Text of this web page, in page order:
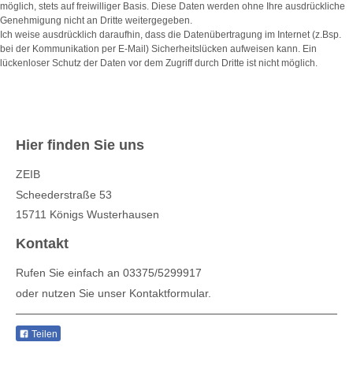
möglich, stets auf freiwilliger Basis. Diese Daten werden ohne Ihre ausdrückliche
Genehmigung nicht an Dritte weitergegeben.
Ich weise ausdrücklich daraufhin, dass die Datenübertragung im Internet (z.Bsp.
bei der Kommunikation per E-Mail) Sicherheitslücken aufweisen kann. Ein
lückenloser Schutz der Daten vor dem Zugriff durch Dritte ist nicht möglich.
Hier finden Sie uns
ZEIB
Scheederstraße 53
15711 Königs Wusterhausen
Kontakt
Rufen Sie einfach an 03375/5299917
oder nutzen Sie unser Kontaktformular.
Teilen